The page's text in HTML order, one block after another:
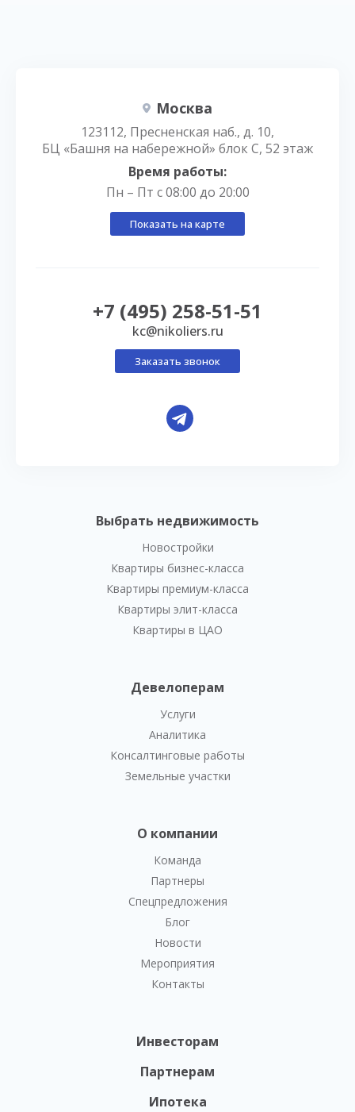
Выбрать недвижимость
Новостройки
Квартиры бизнес-класса
Квартиры премиум-класса
Квартиры элит-класса
Квартиры в ЦАО
Девелоперам
Услуги
Аналитика
Консалтинговые работы
Земельные участки
О компании
Команда
Партнеры
Спецпредложения
Блог
Новости
Мероприятия
Контакты
Инвесторам
Партнерам
Ипотека
Москва
123112, Пресненская наб., д. 10,
БЦ «Башня на набережной» блок С, 52 этаж
Время работы:
Пн – Пт с 08:00 до 20:00
Показать на карте
+7 (495) 258-51-51
kc@nikoliers.ru
Заказать звонок